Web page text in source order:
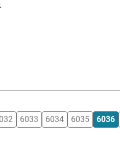
6033 6034 6035 6036